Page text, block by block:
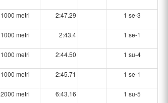
1000 metri 2:47.29 1 se-3
1000 metri 2:43.4 1 se-1
1000 metri 2:44.50 1 su-4
1000 metri 2:45.71 1 se-1
2000 metri 6:43.16 1 su-5